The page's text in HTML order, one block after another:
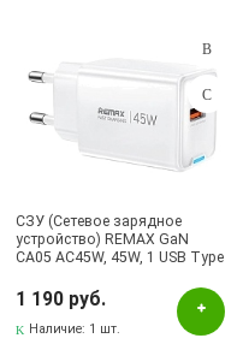
СЗУ (Сетевое зарядное
устройство) REMAX GaN
CA05 AC45W, 45W, 1 USB Type
1 190 руб.
Наличие: 1 шт.